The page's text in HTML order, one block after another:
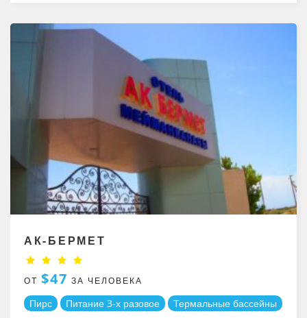
АК-БЕРМЕТ
ОТ $47 ЗА ЧЕЛОВЕКА
Пирс Питание 3-х разовое Термальные бассейны